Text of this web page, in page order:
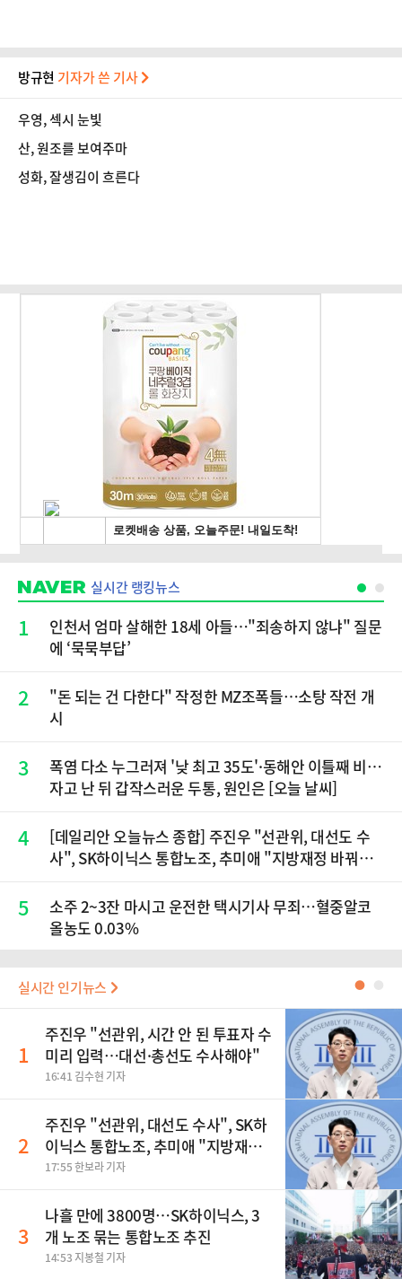
방규현 기자가 쓴 기사
우영, 섹시 눈빛
산, 원조를 보여주마
성화, 잘생김이 흐른다
실시간 랭킹뉴스
1
인천서 엄마 살해한 18세 아들…"죄송하지 않냐" 질문
에 ‘묵묵부답’
2
"돈 되는 건 다한다" 작정한 MZ조폭들…소탕 작전 개
시
3
폭염 다소 누그러져 '낮 최고 35도'·동해안 이틀째 비…
자고 난 뒤 갑작스러운 두통, 원인은 [오늘 날씨]
4
[데일리안 오늘뉴스 종합] 주진우 "선관위, 대선도 수
사", SK하이닉스 통합노조, 추미애 "지방재정 바꿔
5
소주 2~3잔 마시고 운전한 택시기사 무죄…혈중알코
올농도 0.03%
실시간 인기뉴스 ●
1
주진우 "선관위, 시간 안 된 투표자 수
미리 입력…대선·총선도 수사해야"
16:41 김수현 기자
2
주진우 "선관위, 대선도 수사", SK하
이닉스 통합노조, 추미애 "지방재정
바꿔야", 세제개편 이달 정리 등
17:55 한보라 기자
3
나흘 만에 3800명…SK하이닉스, 3
개 노조 묶는 통합노조 추진
14:53 지봉철 기자